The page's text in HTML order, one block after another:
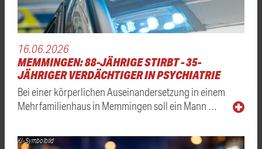
16.06.2026
MEMMINGEN: 88-JÄHRIGE STIRBT - 35-
JÄHRIGER VERDÄCHTIGER IN PSYCHIATRIE
Bei einer körperlichen Auseinandersetzung in einem
Mehrfamilienhaus in Memmingen soll ein Mann …
KI-Symbolbild